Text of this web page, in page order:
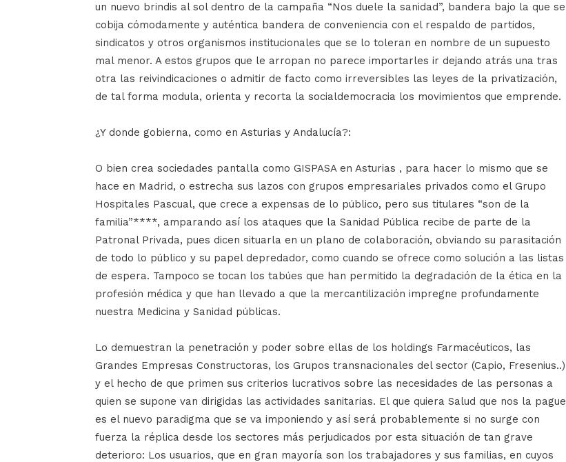
un nuevo brindis al sol dentro de la campaña “Nos duele la sanidad”, bandera bajo la que se
cobija cómodamente y auténtica bandera de conveniencia con el respaldo de partidos,
sindicatos y otros organismos institucionales que se lo toleran en nombre de un supuesto
mal menor. A estos grupos que le arropan no parece importarles ir dejando atrás una tras
otra las reivindicaciones o admitir de facto como irreversibles las leyes de la privatización,
de tal forma modula, orienta y recorta la socialdemocracia los movimientos que emprende.
¿Y donde gobierna, como en Asturias y Andalucía?:
O bien crea sociedades pantalla como GISPASA en Asturias , para hacer lo mismo que se
hace en Madrid, o estrecha sus lazos con grupos empresariales privados como el Grupo
Hospitales Pascual, que crece a expensas de lo público, pero sus titulares “son de la
familia”****, amparando así los ataques que la Sanidad Pública recibe de parte de la
Patronal Privada, pues dicen situarla en un plano de colaboración, obviando su parasitación
de todo lo público y su papel depredador, como cuando se ofrece como solución a las listas
de espera. Tampoco se tocan los tabúes que han permitido la degradación de la ética en la
profesión médica y que han llevado a que la mercantilización impregne profundamente
nuestra Medicina y Sanidad públicas.
Lo demuestran la penetración y poder sobre ellas de los holdings Farmacéuticos, las
Grandes Empresas Constructoras, los Grupos transnacionales del sector (Capio, Fresenius..)
y el hecho de que primen sus criterios lucrativos sobre las necesidades de las personas a
quien se supone van dirigidas las actividades sanitarias. El que quiera Salud que nos la pague
es el nuevo paradigma que se va imponiendo y así será probablemente si no surge con
fuerza la réplica desde los sectores más perjudicados por esta situación de tan grave
deterioro: Los usuarios, que en gran mayoría son los trabajadores y sus familias, en cuyos